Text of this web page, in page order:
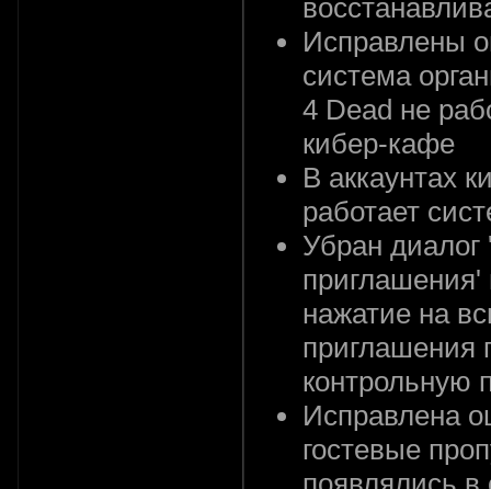
Исправлены
система
4 Dead не
кибер-кафе
В аккаунтах
работает
Убран диалог
приглашения'
нажатие на
приглашения
контрольную
Исправлена
гостевые